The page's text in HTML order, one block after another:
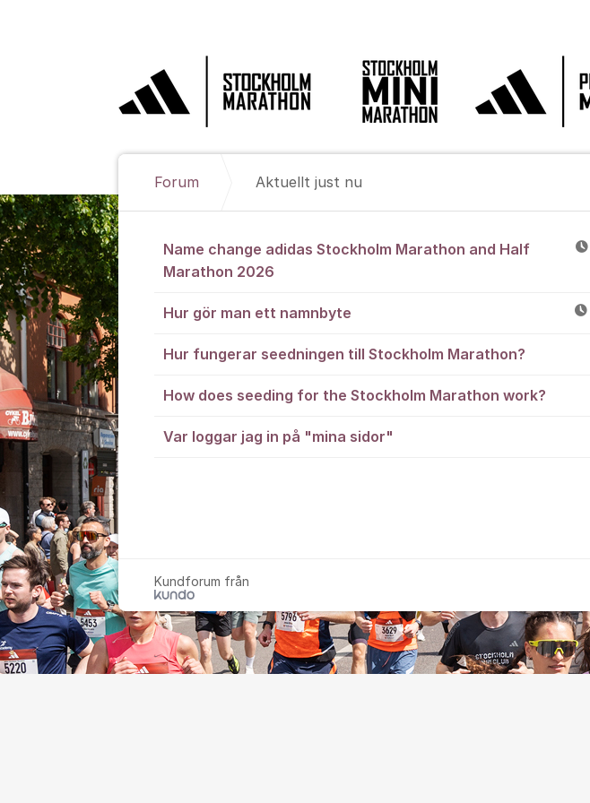
Forum Aktuellt just nu
Aktuellt just nu
Name change adidas Stockholm Marathon and Half
Marathon 2026
Hur gör man ett namnbyte
Hur fungerar seedningen till Stockholm Marathon?
How does seeding for the Stockholm Marathon work?
Var loggar jag in på "mina sidor"
Kundforum från